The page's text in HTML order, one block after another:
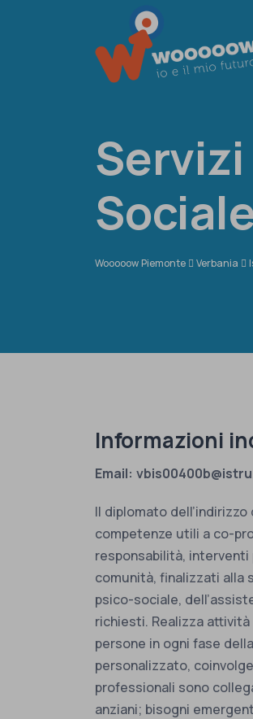
Wooooow Piemonte Verbania
Informazioni
Email:
Il diplomato
competenze utili a co-
responsabilità,
comunità, finalizzati alla
psico-sociale,
richiesti. Realizza
persone in ogni fase
personalizzato,
professionali sono
anziani; bisogni